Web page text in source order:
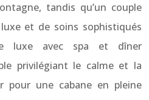
tandis qu’un couple
et de soins sophistiqués
luxe avec spa et dîner
privilégiant le calme et la
pour une cabane en pleine